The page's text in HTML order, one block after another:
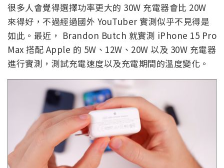
很多人會覺得選擇功率更大的 30W 充電器會比 20W
來得好，不過經過國外 YouTuber 實測似乎不見得是
如此。最近， Brandon Butch 就實測 iPhone 15 Pro
Max 搭配 Apple 的 5W、12W、20W 以及 30W 充電器
進行實測，測試充電速度以及充電期間的溫度變化。